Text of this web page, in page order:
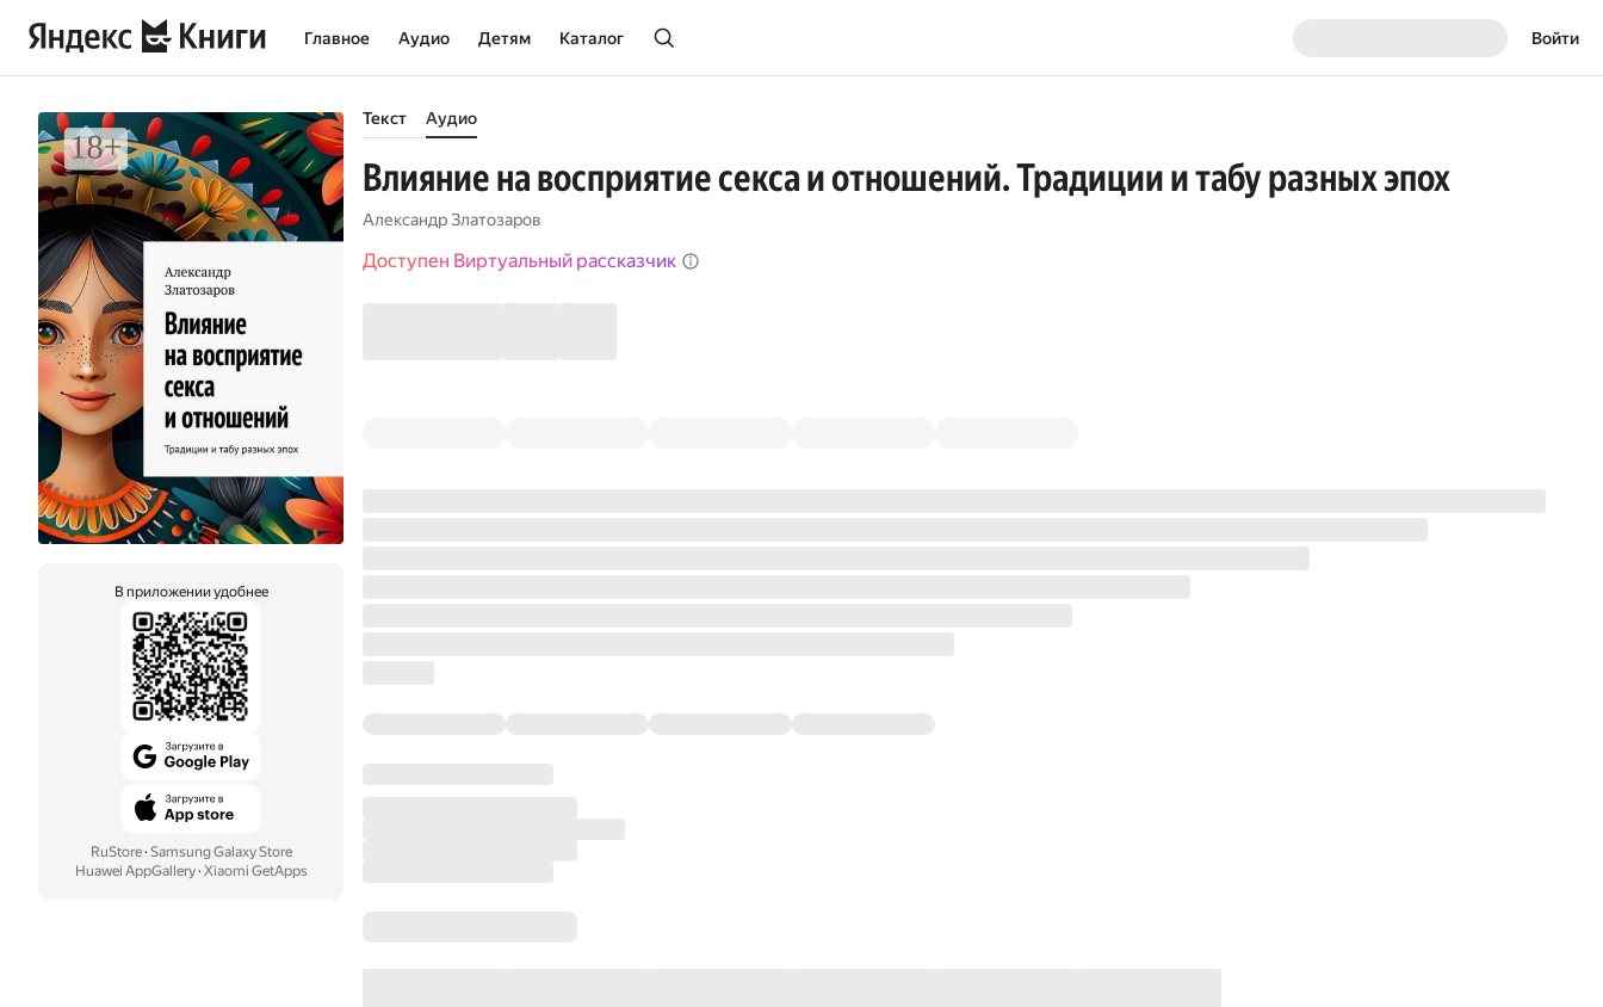
Главное Аудио Детям Каталог Войти
В приложении удобнее
RuStore· Samsung Galaxy Store
Huawei AppGallery· Xiaomi GetApps
Текст Аудио
Влияние на восприятие секса и отношений. Традиции и табу разных эпох
Александр Златозаров
Доступен Виртуальный рассказчик